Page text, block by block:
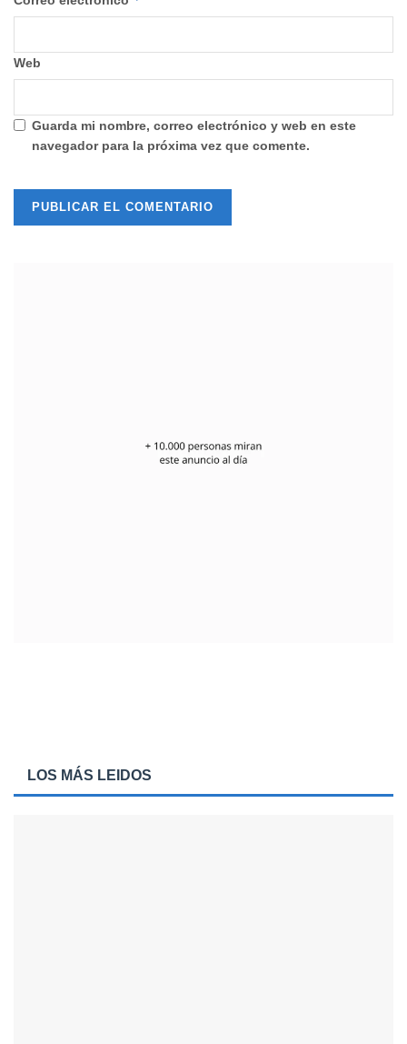
Web
Guarda mi nombre, correo electrónico y web en este
navegador para la próxima vez que comente.
LOS MÁS LEIDOS